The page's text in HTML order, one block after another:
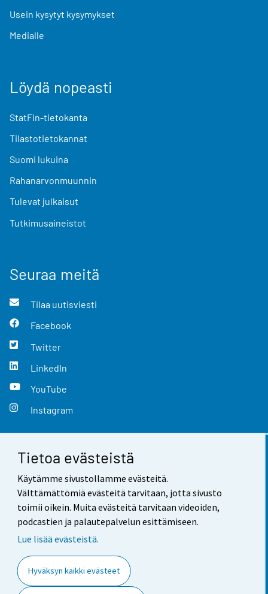
Tietoa evästeistä
Käytämme sivustollamme evästeitä.
Välttämättömiä evästeitä tarvitaan, jotta sivusto
toimii oikein. Muita evästeitä tarvitaan videoiden,
podcastien ja palautepalvelun esittämiseen.
Lue lisää evästeistä.
Hyväksyn kaikki evästeet
Usein kysytyt kysymykset
Medialle
Löydä nopeasti
StatFin-tietokanta
Tilastotietokannat
Suomi lukuina
Rahanarvonmuunnin
Tulevat julkaisut
Tutkimusaineistot
Seuraa meitä
Tilaa uutisviesti
Facebook
Twitter
LinkedIn
YouTube
Instagram
Yhteystiedot
Palaute
Käyttöehdot
Saavutettavuus
Tietoa sivustosta